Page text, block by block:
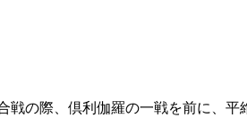
戦の際、倶利伽羅の一戦を前に、